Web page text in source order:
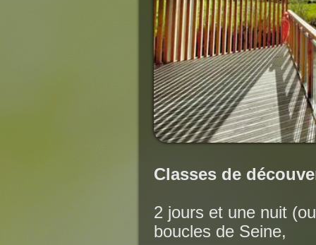
Classes de
2 jours et une nuit
boucles de Seine,